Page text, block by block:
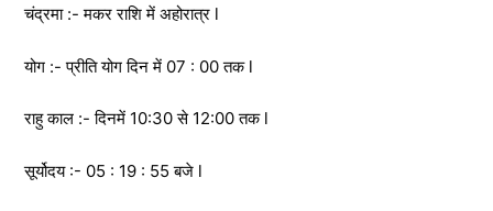
चंद्रमा :- मकर राशि में अहोरात्र l
योग :- प्रीति योग दिन में 07 : 00 तक l
राहु काल :- दिनमें 10:30 से 12:00 तक l
सूर्योदय :- 05 : 19 : 55 बजे l